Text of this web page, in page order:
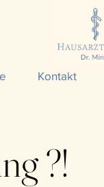
Kontakt
?!